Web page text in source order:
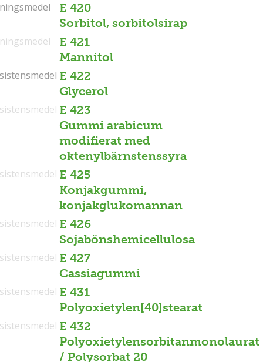
E 420
Sorbitol, sorbitolsirap
E 421
Mannitol
E 422
Glycerol
E 423
Gummi arabicum
modifierat med
oktenylbärnstenssyra
E 425
Konjakgummi,
konjakglukomannan
E 426
Sojabönshemicellulosa
E 427
Cassiagummi
E 431
Polyoxietylen[40]stearat
E 432
Polyoxietylensorbitanmonolaurat
/ Polysorbat 20